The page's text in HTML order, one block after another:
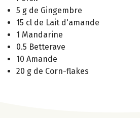
5 g de Gingembre
15 cl de Lait d'amande
1 Mandarine
0.5 Betterave
10 Amande
20 g de Corn-flakes